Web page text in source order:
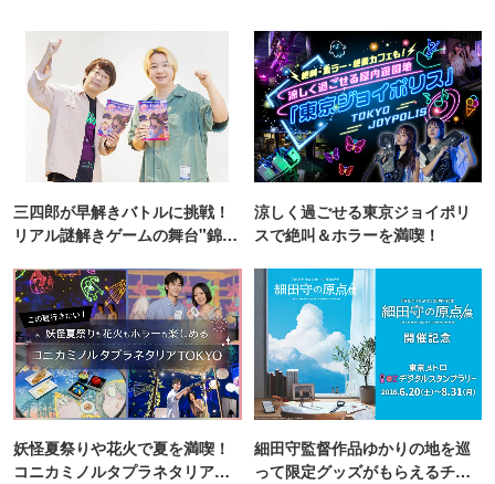
三四郎が早解きバトルに挑戦！
リアル謎解きゲームの舞台"錦糸
涼しく過ごせる東京ジョイポリ
スで絶叫＆ホラーを満喫！
妖怪夏祭りや花火で夏を満喫！
コニカミノルタプラネタリア
細田守監督作品ゆかりの地を巡
って限定グッズがもらえるチャ